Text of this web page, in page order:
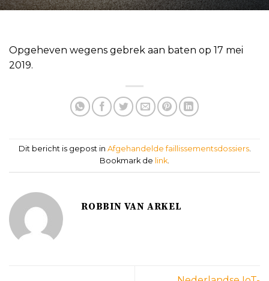
Opgeheven wegens gebrek aan baten op 17 mei
2019.
Dit bericht is gepost in Afgehandelde faillissementsdossiers.
Bookmark de link.
ROBBIN VAN ARKEL